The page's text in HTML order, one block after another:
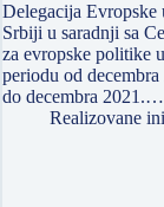
Delegacija Evropske
Srbiji u saradnji sa
za evropske politike u
periodu od decembra
do decembra 2021.…
Realizovane